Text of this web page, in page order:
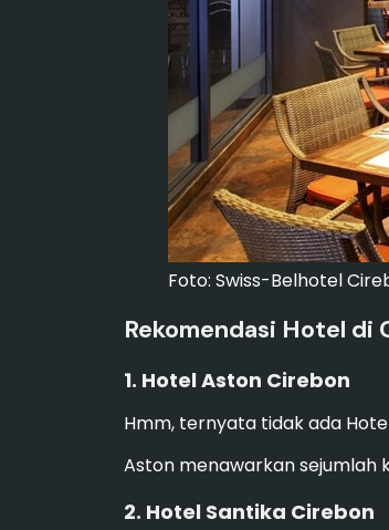
Foto: Swiss-Belhotel
Rekomendasi Hotel di
1. Hotel Aston Cirebon
Hmm, ternyata tidak ada
Aston menawarkan sejumlah
2. Hotel Santika Cirebon